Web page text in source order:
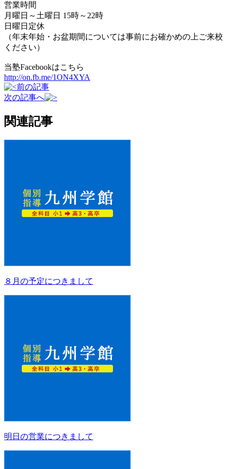
営業時間
月曜日～土曜日 15時～22時
日曜日定休
（年末年始・お盆期間については事前にお確かめの上ご来校
ください）
当塾Facebookはこちら
http://on.fb.me/1ON4XYA
前の記事
次の記事へ
関連記事
８月の予定につきまして
明日の営業につきまして